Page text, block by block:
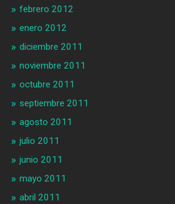
febrero 2012
enero 2012
diciembre 2011
noviembre 2011
octubre 2011
septiembre 2011
agosto 2011
julio 2011
junio 2011
mayo 2011
abril 2011